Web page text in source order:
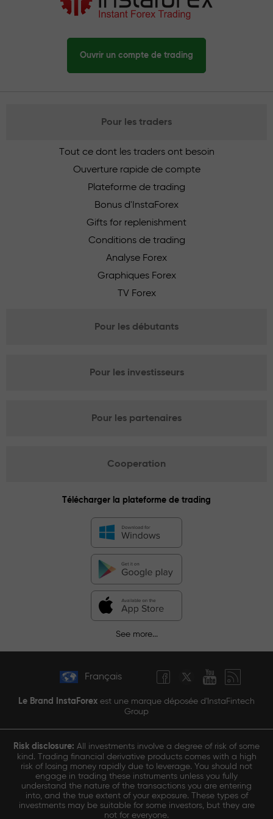
Ouvrir un compte de trading
Pour les traders
Tout ce dont les traders ont besoin
Ouverture rapide de compte
Plateforme de trading
Bonus d'InstaForex
Gifts for replenishment
Conditions de trading
Analyse Forex
Graphiques Forex
TV Forex
Pour les débutants
Pour les investisseurs
Pour les partenaires
Cooperation
Télécharger la plateforme de trading
See more...
Français
Le Brand InstaForex est une marque déposée d'InstaFintech
Group
Risk disclosure: All investments involve a degree of risk of some
kind. Trading financial derivative products comes with a high
risk of losing money rapidly due to leverage. You should not
engage in trading these instruments unless you fully
understand the nature of the transactions you are entering
into, and the true extent of your exposure. These types of
investments may be suitable for some investors, but they are
not for everyone.